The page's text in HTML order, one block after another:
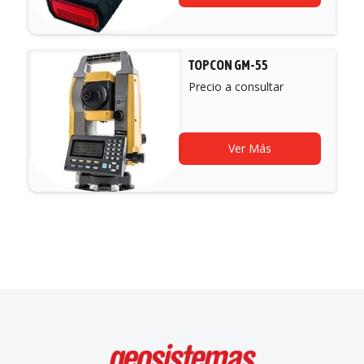
TOPCON GM-55
Precio a consultar
Ver Más